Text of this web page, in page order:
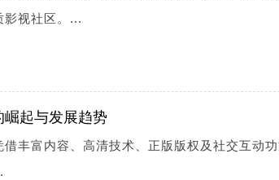
影视社区。...
起与发展趋势
丰富内容、高清技术、正版版权及社交互动功